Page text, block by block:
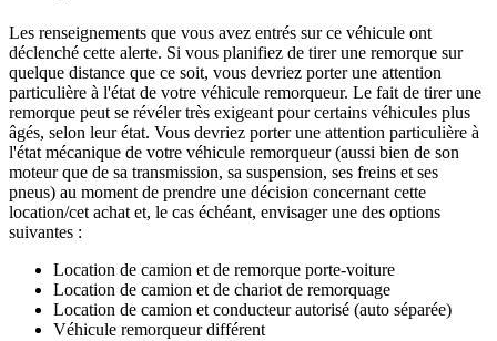
Les renseignements que vous avez entrés sur ce véhicule ont
déclenché cette alerte. Si vous planifiez de tirer une remorque sur
quelque distance que ce soit, vous devriez porter une attention
particulière à l'état de votre véhicule remorqueur. Le fait de tirer une
remorque peut se révéler très exigeant pour certains véhicules plus
âgés, selon leur état. Vous devriez porter une attention particulière à
l'état mécanique de votre véhicule remorqueur (aussi bien de son
moteur que de sa transmission, sa suspension, ses freins et ses
pneus) au moment de prendre une décision concernant cette
location/cet achat et, le cas échéant, envisager une des options
suivantes :
Location de camion et de remorque porte-voiture
Location de camion et de chariot de remorquage
Location de camion et conducteur autorisé (auto séparée)
Véhicule remorqueur différent